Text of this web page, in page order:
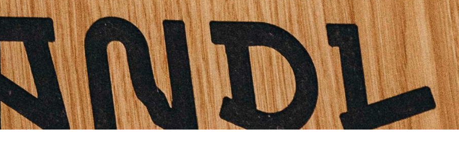
ANFAHRT
KONTAKT